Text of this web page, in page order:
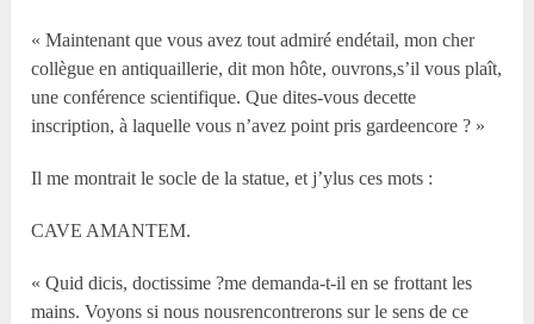
« Maintenant que vous avez tout admiré endétail, mon cher
collègue en antiquaillerie, dit mon hôte, ouvrons,s’il vous plaît,
une conférence scientifique. Que dites-vous decette
inscription, à laquelle vous n’avez point pris gardeencore ? »
Il me montrait le socle de la statue, et j’ylus ces mots :
CAVE AMANTEM.
« Quid dicis, doctissime ?me demanda-t-il en se frottant les
mains. Voyons si nous nousrencontrerons sur le sens de ce